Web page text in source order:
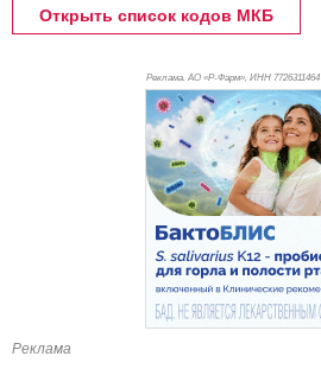
Открыть список кодов МКБ
Реклама. АО «Р-Фарм», ИНН 7726311464
Реклама